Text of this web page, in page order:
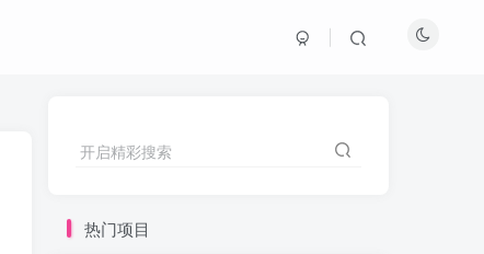
开启精彩搜索
热门项目